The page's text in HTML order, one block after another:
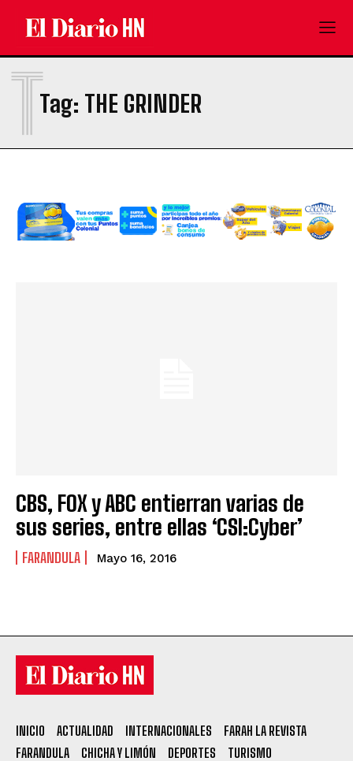
Tag: THE GRINDER
T
CBS, FOX y ABC entierran varias de
sus series, entre ellas ‘CSI:Cyber’
FARANDULA Mayo 16, 2016
INICIO ACTUALIDAD INTERNACIONALES
FARAH LA REVISTA
FARANDULA
CHICHA Y LIMÓN DEPORTES TURISMO